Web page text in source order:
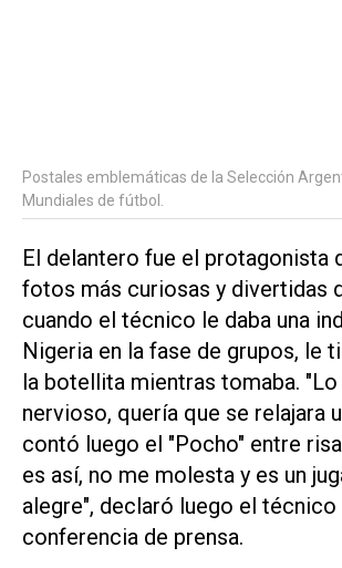
Postales emblemáticas de la Selección
Mundiales de fútbol.
El delantero fue el protagonista
fotos más curiosas y divertidas
cuando el técnico le daba una
Nigeria en la fase de grupos, le
la botellita mientras tomaba.
nervioso, quería que se relajara
contó luego el "Pocho" entre
es así, no me molesta y es un
alegre", declaró luego el técnico
conferencia de prensa.